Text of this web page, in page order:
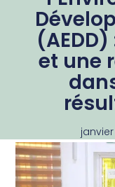
et une
janvier